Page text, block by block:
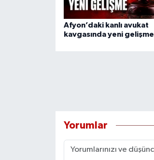
Afyon’daki kanlı avukat
kavgasında yeni gelişme
Yorumlar